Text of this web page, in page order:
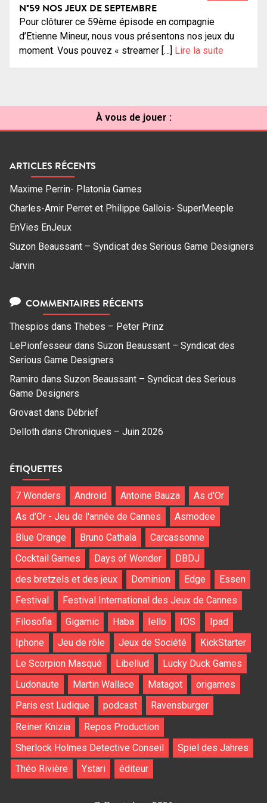
N°59 NOS JEUX DE SEPTEMBRE
Pour clôturer ce 59ème épisode en compagnie
d’Etienne Mineur, nous vous présentons nos jeux du
moment. Vous pouvez « streamer […] Lire la suite
À vous de jouer :
ARTICLES RÉCENTS
Maxime Perrin- Platonia Games
Charles-Amir Perret et Philippe Gallois- SuperMeeple
EnVies EnJeux
Suzon Beaussant – Syndicat des Serious Game Designers
Jarvin
COMMENTAIRES RÉCENTS
Thespios dans Thebes – Peter Prinz
LePionfesseur dans Suzon Beaussant – Syndicat des
Serious Game Designers
Ramiro dans Suzon Beaussant – Syndicat des Serious
Game Designers
Grovast dans Débrief
Delloth dans Chroniques – Juin 2026
ÉTIQUETTES
7 Wonders Android Antoine Bauza
As d'Or
As d'Or - Jeu de l'année de Cannes
Asmodee
Blue Orange
Bruno Cathala
Carcassonne
Cocktail Games
Days of Wonder
DBDJ
des bretzels et des jeux
Dominion Edge
Essen
Festival
Festival International des Jeux de Cannes
Filosofia
Gigamic Haba Iello IOS
Ipad
Iphone
Jeu de rôle Jeux de Société
KickStarter
Le Scorpion Masqué
Libellud
Lucky Duck Games
Ludonaute
Martin Wallace Matagot
origames
Paris est Ludique
podcast
Ravensburger
Reiner Knizia
Repos Production
Sherlock Holmes Detective Conseil
Spiel des Jahres
Théo Rivière
Ystari éditeur